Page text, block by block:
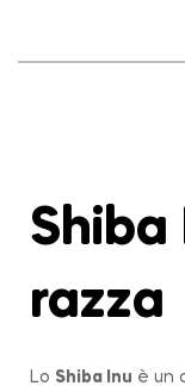
Shiba
razza
Lo Shiba Inu è un